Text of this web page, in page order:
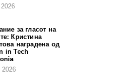
2026
за гласот на
Кристина
наградена од
in Tech
2026